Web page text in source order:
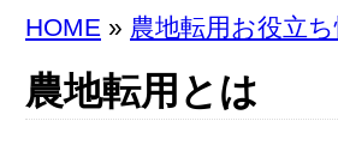
HOME » 農地転用お役立
農地転用とは